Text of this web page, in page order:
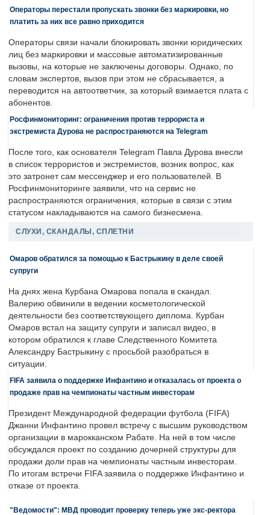
Операторы перестали пропускать звонки без маркировки, но
платить за них все равно приходится
Операторы связи начали блокировать звонки юридических
лиц без маркировки и массовые автоматизированные
вызовы, на которые не заключены договоры. Однако, по
словам экспертов, вызов при этом не сбрасывается, а
переводится на автоответчик, за который взимается плата с
абонентов.
Росфинмониторинг: ограничения против террориста и
экстремиста Дурова не распространяются на Telegram
После того, как основателя Telegram Павла Дурова внесли
в список террористов и экстремистов, возник вопрос, как
это затронет сам мессенджер и его пользователей. В
Росфинмониторинге заявили, что на сервис не
распространяются ограничения, которые в связи с этим
статусом накладываются на самого бизнесмена.
СЛУХИ, СКАНДАЛЫ, СПЛЕТНИ
Омаров обратился за помощью к Бастрыкину в деле своей
супруги
На днях жена Курбана Омарова попала в скандал.
Валерию обвинили в ведении косметологической
деятельности без соответствующего диплома. Курбан
Омаров встал на защиту супруги и записал видео, в
котором обратился к главе Следственного Комитета
Александру Бастрыкину с просьбой разобраться в
ситуации.
FIFA заявила о поддержке Инфантино и отказалась от проекта о
продаже прав на чемпионаты частным инвесторам
Президент Международной федерации футбола (FIFA)
Джанни Инфантино провел встречу с высшим руководством
организации в марокканском Рабате. На ней в том числе
обсуждался проект по созданию дочерней структуры для
продажи доли прав на чемпионаты частным инвесторам.
По итогам встречи FIFA заявила о поддержке Инфантино и
отказе от проекта.
"Ведомости": МВД проводит проверку теперь уже экс-ректора